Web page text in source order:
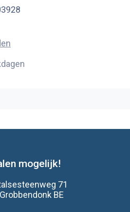
mogelijk!
71
BE